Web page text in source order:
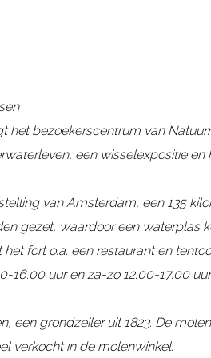
het bezoekerscentrum van
een wisselexpositie
van Amsterdam, een 135
gezet, waardoor een waterplas
fort o.a. een restaurant en
16.00 uur en za-zo 12.00-17.00
een grondzeiler uit 1823. De
verkocht in de molenwinkel.